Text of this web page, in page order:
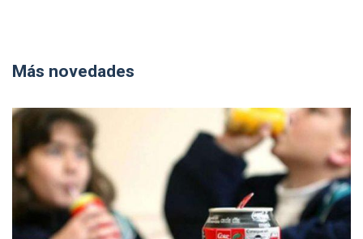
Más novedades